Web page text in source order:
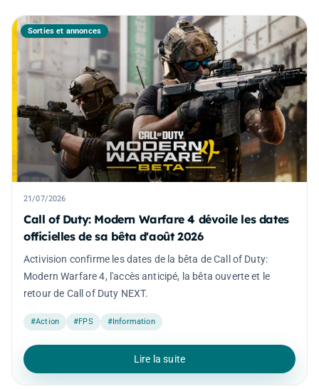
Sorties et annonces
21/07/2026
Call of Duty: Modern Warfare 4 dévoile les dates
officielles de sa bêta d'août 2026
Activision confirme les dates de la bêta de Call of Duty:
Modern Warfare 4, l'accès anticipé, la bêta ouverte et le
retour de Call of Duty NEXT.
#Action #FPS #Information
Lire la suite